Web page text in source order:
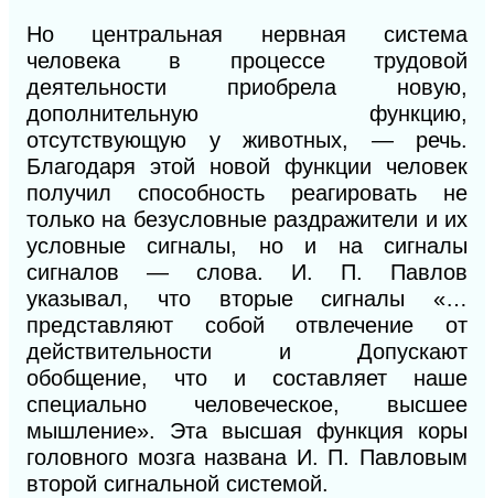
Но центральная нервная система
человека в процессе трудовой
деятельности приобрела новую,
дополнительную функцию,
отсутствующую у животных, — речь.
Благодаря этой новой функции человек
получил способность реагировать не
только на безусловные раздражители и их
условные сигналы, но и на сигналы
сигналов — слова. И. П. Павлов
указывал, что вторые сигналы «…
представляют собой отвлечение от
действительности и Допускают
обобщение, что и составляет наше
специально человеческое, высшее
мышление». Эта высшая функция коры
головного мозга названа И. П. Павловым
второй сигнальной системой.